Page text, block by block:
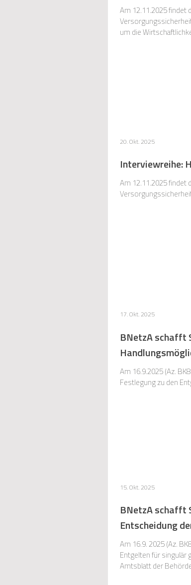
Am 12.11.2025 findet
um die
Interviewreihe:
Am 12.11.2025 findet
20. Okt. 2025
BNetzA schafft
Am 16.9.2025 (Az.
Festlegung zu den
17. Okt. 2025
BNetzA schafft
Entscheidung
Am 16.9. 2025 (Az.
Entgelten für singulär
Amtsblatt der
15. Okt. 2025